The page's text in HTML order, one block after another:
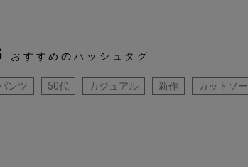
おすすめのハッシュタグ
ンツ 50代 カジュアル 新作 カットソー